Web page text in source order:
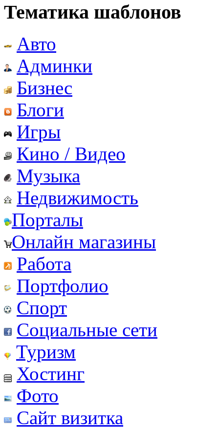
Тематика шаблонов
Авто
Админки
Бизнес
Блоги
Игры
Кино / Видео
Музыка
Недвижимость
Порталы
Онлайн магазины
Работа
Портфолио
Спорт
Социальные сети
Туризм
Хостинг
Фото
Сайт визитка